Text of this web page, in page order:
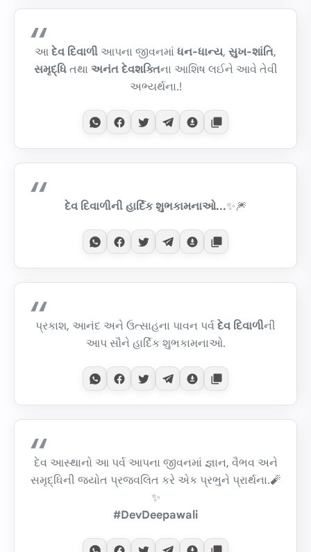
આ દેવ દિવાળી આપના જીવનમાં ધન-ધાન્ય, સુખ-શાંતિ,
સમૃદ્ધિતથા અનંત દેવશક્તિના આશિષ લઈને આવે તેવી
અભ્યર્થના.!
દેવ દિવાળીની હાર્દિક શુભકામનાઓ...✨🎆
પ્રકાશ, આનંદ અને ઉત્સાહના પાવન પર્વ દેવ દિવાળીની
આપ સૌને હાર્દિક શુભકામનાઓ.
દેવ આસ્થાનો આ પર્વ આપના જીવનમાં જ્ઞાન, વૈભવ અને
સમૃદ્ધિની જ્યોત પ્રજ્વલિત કરે એક પ્રભુને પ્રાર્થના.🧨
✨
#DevDeepawali